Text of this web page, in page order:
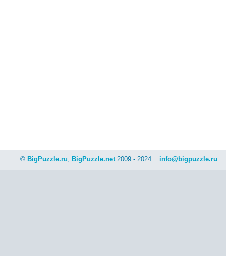
© BigPuzzle.ru, BigPuzzle.net2009 - 2024 info@bigpuzzle.ru